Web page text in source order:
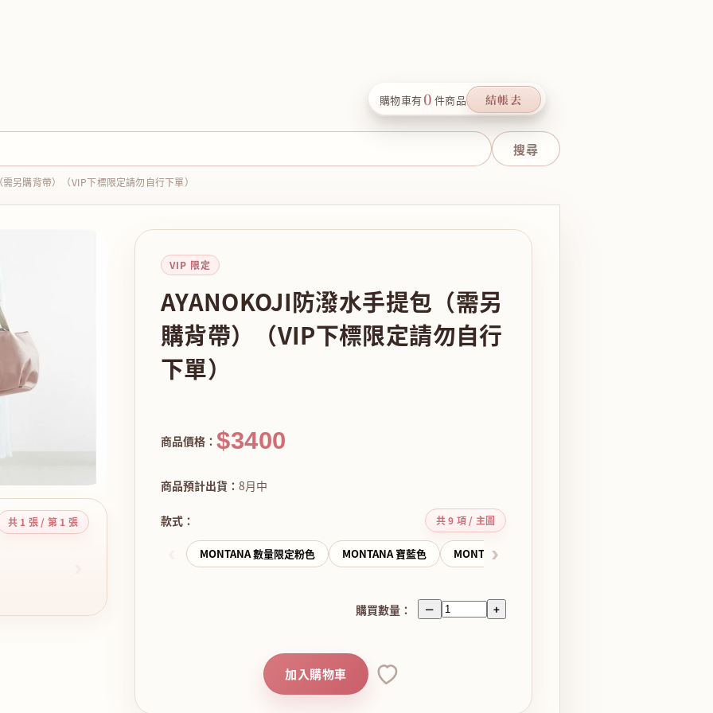
購物車有0 件商品 結帳去
另購背帶）（VIP下標限定請勿自行下單）
共 1 張 / 第 1 張
VIP 限定
AYANOKOJI防潑水手提包（需另
購背帶）（VIP下標限定請勿自行
下單）
商品價格： $3400
商品預計出貨： 8月中
款式： 共 9 項 / 主圖
MONTANA 數量限定粉色 MONTANA 寶藍色 MONTANA 黃色
›
購買數量： － +
加入購物車